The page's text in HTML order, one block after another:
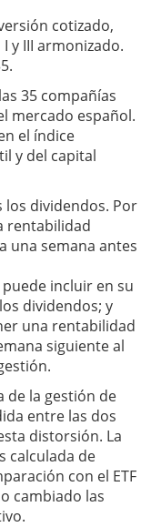
cotizado,
y III armonizado.
35 compañías
mercado español.
el índice
y del capital
los dividendos. Por
rentabilidad
una semana antes
incluir en su
dividendos; y
una rentabilidad
siguiente al
de la gestión de
entre las dos
distorsión. La
calculada de
con el ETF
cambiado las